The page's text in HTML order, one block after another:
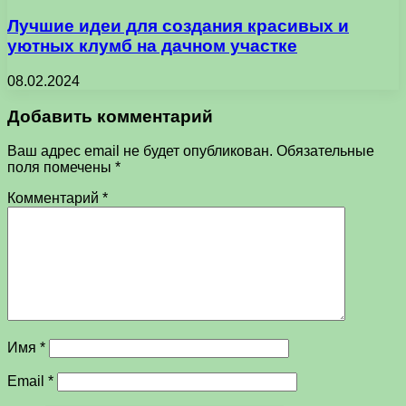
Лучшие идеи для создания красивых и
уютных клумб на дачном участке
08.02.2024
Добавить комментарий
Ваш адрес email не будет опубликован. Обязательные
поля помечены *
Комментарий *
Имя *
Email *